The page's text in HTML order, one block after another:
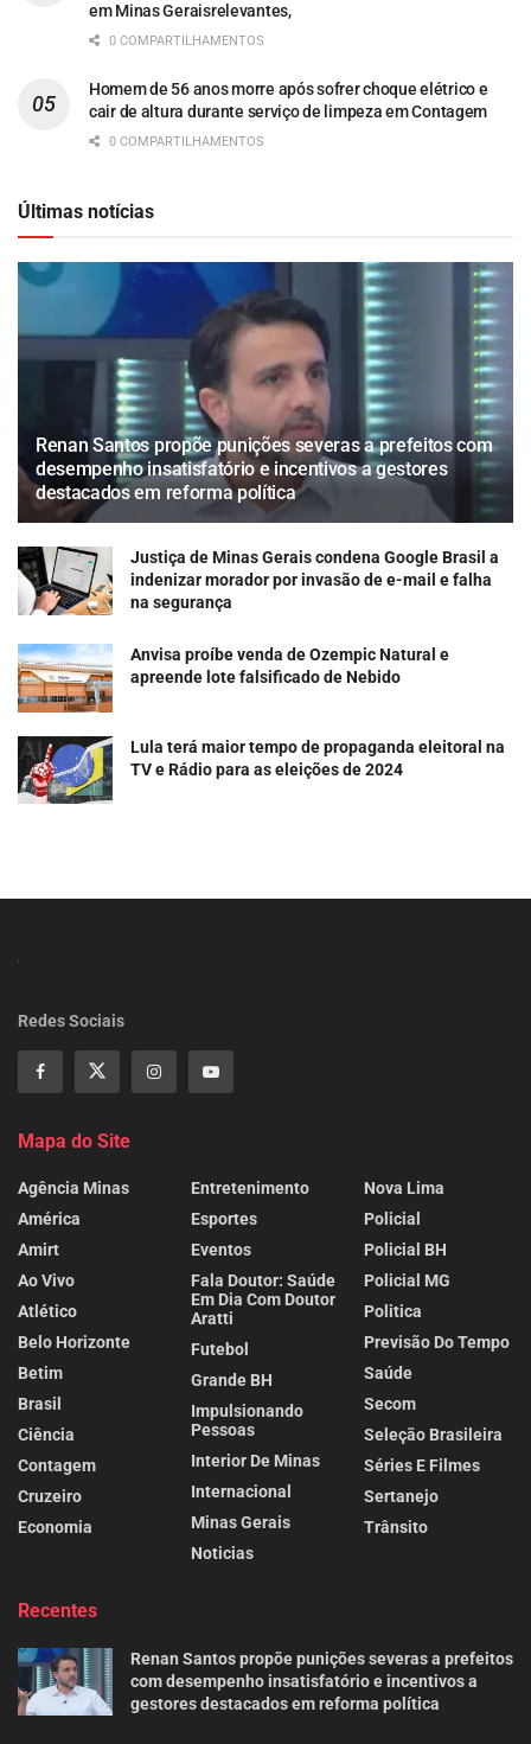
em Minas Geraisrelevantes,
0 COMPARTILHAMENTOS
Homem de 56 anos morre após sofrer choque elétrico e
cair de altura durante serviço de limpeza em Contagem
0 COMPARTILHAMENTOS
Últimas notícias
Renan Santos propõe punições severas a prefeitos com
desempenho insatisfatório e incentivos a gestores
destacados em reforma política
Justiça de Minas Gerais condena Google Brasil a
indenizar morador por invasão de e-mail e falha
na segurança
Anvisa proíbe venda de Ozempic Natural e
apreende lote falsificado de Nebido
Lula terá maior tempo de propaganda eleitoral na
TV e Rádio para as eleições de 2024
Redes Sociais
Mapa do Site
Agência Minas
América
Amirt
Ao Vivo
Atlético
Belo Horizonte
Betim
Brasil
Ciência
Contagem
Cruzeiro
Economia
Entretenimento
Esportes
Eventos
Fala Doutor: Saúde
Em Dia Com Doutor
Aratti
Futebol
Grande BH
Impulsionando
Pessoas
Interior De Minas
Internacional
Minas Gerais
Noticias
Nova Lima
Policial
Policial BH
Policial MG
Politica
Previsão Do Tempo
Saúde
Secom
Seleção Brasileira
Séries E Filmes
Sertanejo
Trânsito
Recentes
Renan Santos propõe punições severas a prefeitos
com desempenho insatisfatório e incentivos a
gestores destacados em reforma política